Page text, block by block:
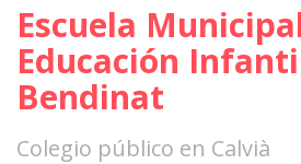
Escuela
Educación
Bendinat
Colegio público en Calvià